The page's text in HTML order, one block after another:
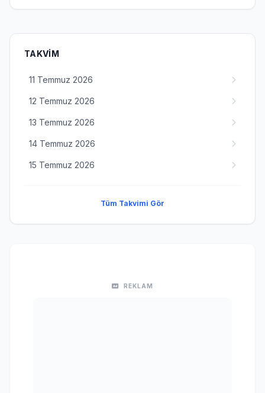
TAKVIM
11 Temmuz 2026
12 Temmuz 2026
13 Temmuz 2026
14 Temmuz 2026
15 Temmuz 2026
Tüm Takvimi Gör
REKLAM